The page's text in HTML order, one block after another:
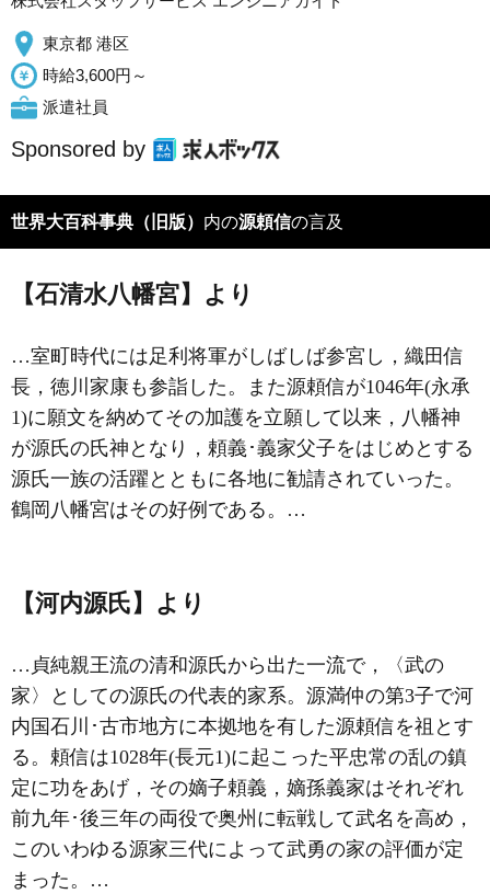
東京都 港区
時給3,600円～
派遣社員
Sponsored by
世界大百科事典（旧版） 内の源頼信の言及
【石清水八幡宮】より
…室町時代には足利将軍がしばしば参宮し，織田信
長，徳川家康も参詣した。また源頼信が1046年(永承
1)に願文を納めてその加護を立願して以来，八幡神
が源氏の氏神となり，頼義･義家父子をはじめとする
源氏一族の活躍とともに各地に勧請されていった。
鶴岡八幡宮はその好例である。…
【河内源氏】より
…貞純親王流の清和源氏から出た一流で，〈武の
家〉としての源氏の代表的家系。源満仲の第3子で河
内国石川･古市地方に本拠地を有した源頼信を祖とす
る。頼信は1028年(長元1)に起こった平忠常の乱の鎮
定に功をあげ，その嫡子頼義，嫡孫義家はそれぞれ
前九年･後三年の両役で奥州に転戦して武名を高め，
このいわゆる源家三代によって武勇の家の評価が定
まった。…